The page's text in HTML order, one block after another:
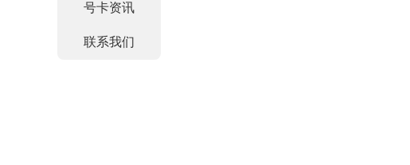
号卡资讯
联系我们